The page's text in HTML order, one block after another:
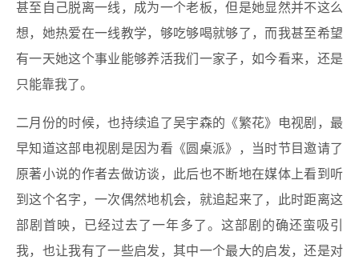
甚至自己脱离一线，成为一个老板，但是她显然并不这么
想，她热爱在一线教学，够吃够喝就够了，而我甚至希望
有一天她这个事业能够养活我们一家子，如今看来，还是
只能靠我了。
二月份的时候，也持续追了吴宇森的《繁花》电视剧，最
早知道这部电视剧是因为看《圆桌派》，当时节目邀请了
原著小说的作者去做访谈，此后也不断地在媒体上看到听
到这个名字，一次偶然地机会，就追起来了，此时距离这
部剧首映，已经过去了一年多了。这部剧的确还蛮吸引
我，也让我有了一些启发，其中一个最大的启发，还是对